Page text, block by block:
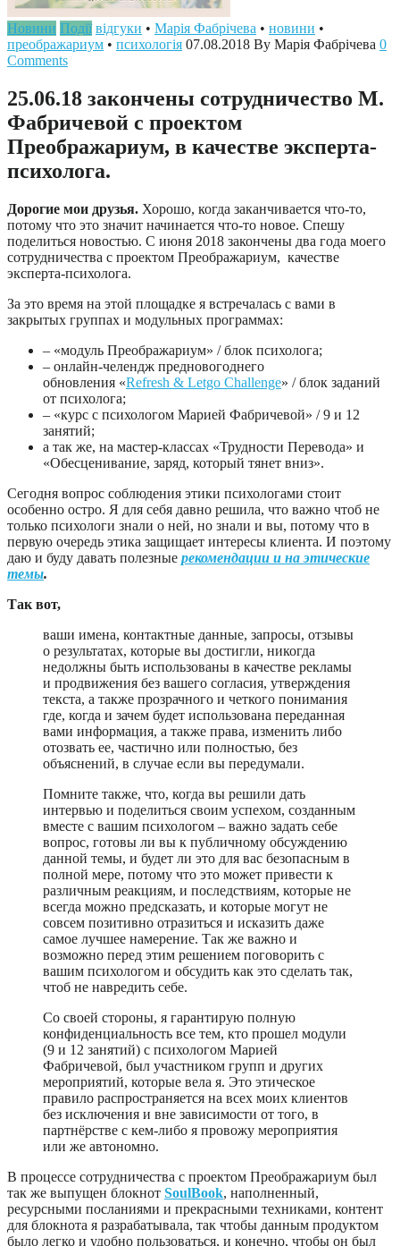
Новини Події відгуки • Марія Фабрічева • новини •
преображариум • психологія 07.08.2018 By Марія Фабрічева 0
Comments
25.06.18 закончены сотрудничество М.
Фабричевой с проектом
Преображариум, в качестве эксперта-
психолога.
Дорогие мои друзья. Хорошо, когда заканчивается что-то,
потому что это значит начинается что-то новое. Спешу
поделиться новостью. С июня 2018 закончены два года моего
сотрудничества с проектом Преображариум, качестве
эксперта-психолога.
За это время на этой площадке я встречалась с вами в
закрытых группах и модульных программах:
– «модуль Преображариум» / блок психолога;
– онлайн-челендж предновогоднего
обновления «Refresh & Letgo Challenge» / блок заданий
от психолога;
– «курс с психологом Марией Фабричевой» / 9 и 12
занятий;
а так же, на мастер-классах «Трудности Перевода» и
«Обесценивание, заряд, который тянет вниз».
Сегодня вопрос соблюдения этики психологами стоит
особенно остро. Я для себя давно решила, что важно чтоб не
только психологи знали о ней, но знали и вы, потому что в
первую очередь этика защищает интересы клиента. И поэтому
даю и буду давать полезные рекомендации и на этические
темы.
Так вот,
ваши имена, контактные данные, запросы, отзывы
о результатах, которые вы достигли, никогда
недолжны быть использованы в качестве рекламы
и продвижения без вашего согласия, утверждения
текста, а также прозрачного и четкого понимания
где, когда и зачем будет использована переданная
вами информация, а также права, изменить либо
отозвать ее, частично или полностью, без
объяснений, в случае если вы передумали.
Помните также, что, когда вы решили дать
интервью и поделиться своим успехом, созданным
вместе с вашим психологом – важно задать себе
вопрос, готовы ли вы к публичному обсуждению
данной темы, и будет ли это для вас безопасным в
полной мере, потому что это может привести к
различным реакциям, и последствиям, которые не
всегда можно предсказать, и которые могут не
совсем позитивно отразиться и исказить даже
самое лучшее намерение. Так же важно и
возможно перед этим решением поговорить с
вашим психологом и обсудить как это сделать так,
чтоб не навредить себе.
Со своей стороны, я гарантирую полную
конфиденциальность все тем, кто прошел модули
(9 и 12 занятий) с психологом Марией
Фабричевой, был участником групп и других
мероприятий, которые вела я. Это этическое
правило распространяется на всех моих клиентов
без исключения и вне зависимости от того, в
партнёрстве с кем-либо я провожу мероприятия
или же автономно.
В процессе сотрудничества с проектом Преображариум был
так же выпущен блокнот SoulBook, наполненный,
ресурсными посланиями и прекрасными техниками, контент
для блокнота я разрабатывала, так чтобы данным продуктом
было легко и удобно пользоваться, и конечно, чтобы он был